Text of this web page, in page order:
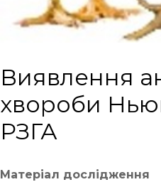
Виявлення
хвороби
РЗГА
Матеріал дослідження